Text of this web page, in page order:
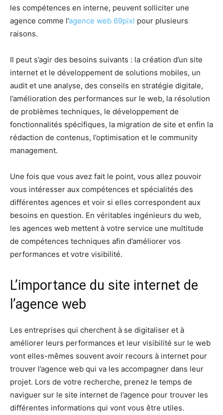
les compétences en interne, peuvent solliciter une
agence comme l’agence web 69pixl pour plusieurs
raisons.
Il peut s’agir des besoins suivants : la création d’un site
internet et le développement de solutions mobiles, un
audit et une analyse, des conseils en stratégie digitale,
l’amélioration des performances sur le web, la résolution
de problèmes techniques, le développement de
fonctionnalités spécifiques, la migration de site et enfin la
rédaction de contenus, l’optimisation et le community
management.
Une fois que vous avez fait le point, vous allez pouvoir
vous intéresser aux compétences et spécialités des
différentes agences et voir si elles correspondent aux
besoins en question. En véritables ingénieurs du web,
les agences web mettent à votre service une multitude
de compétences techniques afin d’améliorer vos
performances et votre visibilité.
L’importance du site internet de
l’agence web
Les entreprises qui cherchent à se digitaliser et à
améliorer leurs performances et leur visibilité sur le web
vont elles-mêmes souvent avoir recours à internet pour
trouver l’agence web qui va les accompagner dans leur
projet. Lors de votre recherche, prenez le temps de
naviguer sur le site internet de l’agence pour trouver les
différentes informations qui vont vous être utiles.